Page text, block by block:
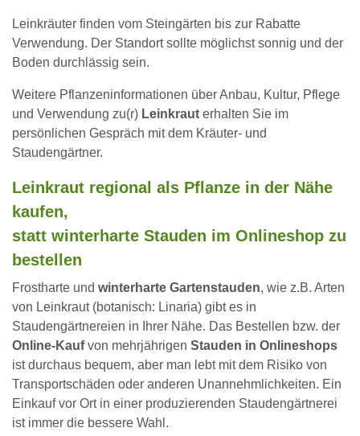
Leinkräuter finden vom Steingärten bis zur Rabatte
Verwendung. Der Standort sollte möglichst sonnig und der
Boden durchlässig sein.
Weitere Pflanzeninformationen über Anbau, Kultur, Pflege
und Verwendung zu(r) Leinkraut erhalten Sie im
persönlichen Gespräch mit dem Kräuter- und
Staudengärtner.
Leinkraut regional als Pflanze in der Nähe
kaufen,
statt winterharte Stauden im Onlineshop zu
bestellen
Frostharte und winterharte Gartenstauden, wie z.B. Arten
von Leinkraut (botanisch: Linaria) gibt es in
Staudengärtnereien in Ihrer Nähe. Das Bestellen bzw. der
Online-Kaufvon mehrjährigen Stauden in Onlineshops
ist durchaus bequem, aber man lebt mit dem Risiko von
Transportschäden oder anderen Unannehmlichkeiten. Ein
Einkauf vor Ort in einer produzierenden Staudengärtnerei
ist immer die bessere Wahl.